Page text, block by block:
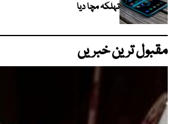
تہلکہ مچا دیا
مقبول ترین خبریں